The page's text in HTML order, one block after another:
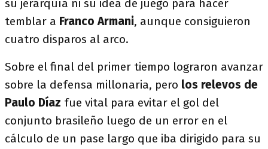
su jerarquía ni su idea de juego para hacer
temblar a Franco Armani, aunque consiguieron
cuatro disparos al arco.
Sobre el final del primer tiempo lograron avanzar
sobre la defensa millonaria, pero los relevos de
Paulo Díaz fue vital para evitar el gol del
conjunto brasileño luego de un error en el
cálculo de un pase largo que iba dirigido para su